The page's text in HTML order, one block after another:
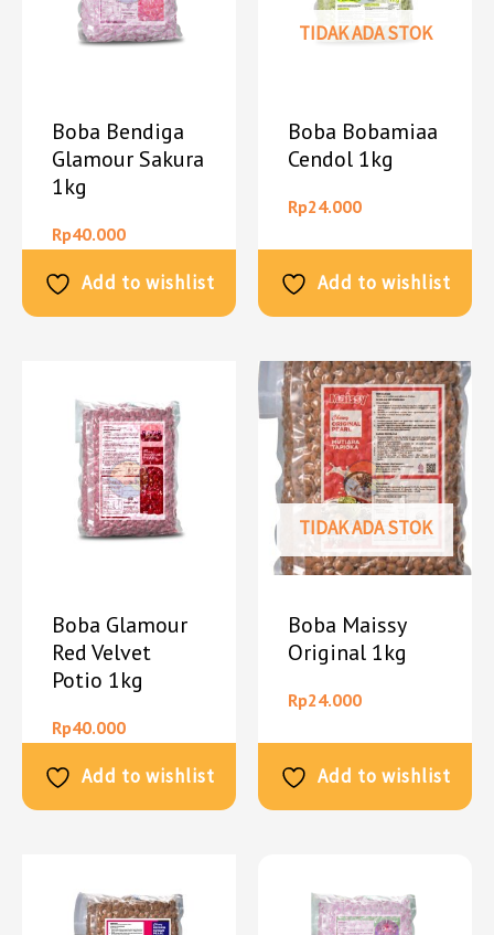
Boba Bendiga
Glamour Sakura
1kg
Rp40.000
Add to wishlist
TIDAK ADA STOK
Boba Bobamiaa
Cendol 1kg
Rp24.000
Add to wishlist
Boba Glamour
Red Velvet
Potio 1kg
Rp40.000
Add to wishlist
TIDAK ADA STOK
Boba Maissy
Original 1kg
Rp24.000
Add to wishlist